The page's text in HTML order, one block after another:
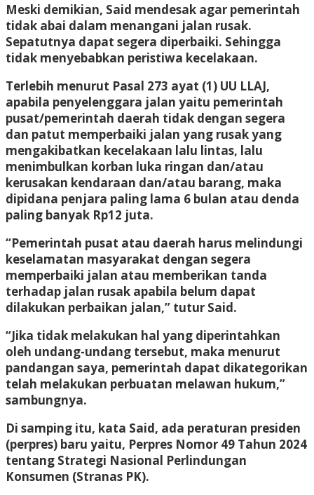
Meski demikian, Said mendesak agar pemerintah
tidak abai dalam menangani jalan rusak.
Sepatutnya dapat segera diperbaiki. Sehingga
tidak menyebabkan peristiwa kecelakaan.
Terlebih menurut Pasal 273 ayat (1) UU LLAJ,
apabila penyelenggara jalan yaitu pemerintah
pusat/pemerintah daerah tidak dengan segera
dan patut memperbaiki jalan yang rusak yang
mengakibatkan kecelakaan lalu lintas, lalu
menimbulkan korban luka ringan dan/atau
kerusakan kendaraan dan/atau barang, maka
dipidana penjara paling lama 6 bulan atau denda
paling banyak Rp12 juta.
“Pemerintah pusat atau daerah harus melindungi
keselamatan masyarakat dengan segera
memperbaiki jalan atau memberikan tanda
terhadap jalan rusak apabila belum dapat
dilakukan perbaikan jalan,” tutur Said.
“Jika tidak melakukan hal yang diperintahkan
oleh undang-undang tersebut, maka menurut
pandangan saya, pemerintah dapat dikategorikan
telah melakukan perbuatan melawan hukum,”
sambungnya.
Di samping itu, kata Said, ada peraturan presiden
(perpres) baru yaitu, Perpres Nomor 49 Tahun 2024
tentang Strategi Nasional Perlindungan
Konsumen (Stranas PK).